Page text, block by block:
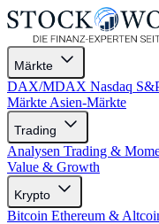
Märkte
DAX/MDAX Nasdaq
Märkte Asien-Märkte
Trading
Analysen Trading &
Value & Growth
Krypto
Bitcoin Ethereum &